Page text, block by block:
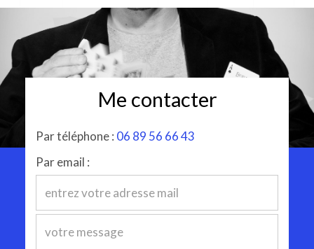
Me contacter
Par téléphone : 06 89 56 66 43
Par email :